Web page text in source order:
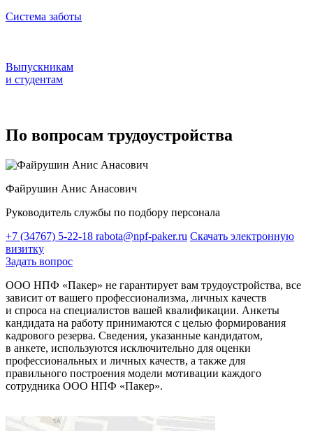
Система заботы
Выпускникам
и студентам
По вопросам трудоустройства
Файрушин Анис Анасович
Руководитель службы по подбору персонала
+7 (34767) 5-22-18 rabota@npf-paker.ru Скачать электронную
визитку
Задать вопрос
ООО НПФ «Пакер» не гарантирует вам трудоустройства, все
зависит от вашего профессионализма, личных качеств
и спроса на специалистов вашей квалификации. Анкеты
кандидата на работу принимаются с целью формирования
кадрового резерва. Сведения, указанные кандидатом,
в анкете, используются исключительно для оценки
профессиональных и личных качеств, а также для
правильного построения модели мотивации каждого
сотрудника ООО НПФ «Пакер».